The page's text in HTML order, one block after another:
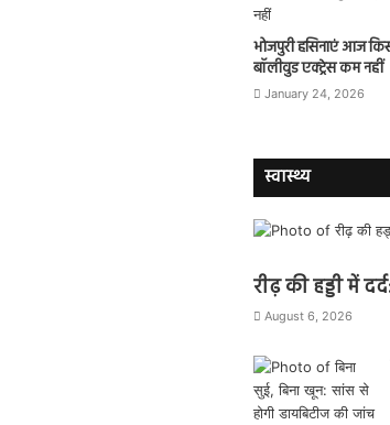
भोजपुरी हसिनाएं आज
बॉलीवुड एक्ट्रेस कम नहीं
January 24, 2026
स्वास्थ्य
रीढ़ की हड्डी में
August 6, 2026